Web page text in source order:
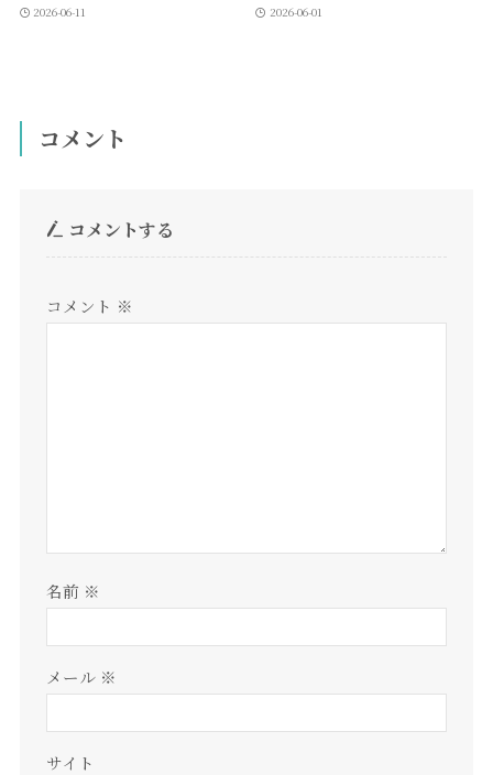
2026-06-11 2026-06-01
コメント
コメントする
コメント ※
名前 ※
メール ※
サイト